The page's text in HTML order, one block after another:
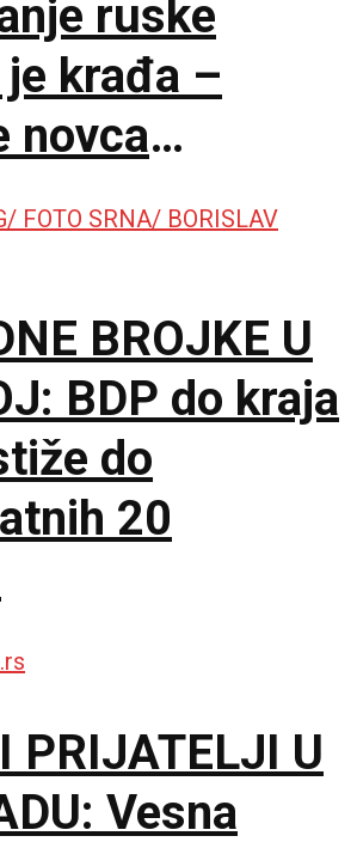
ruske
krađa –
novca
bi mir u
BROJKE U
BDP do kraja
do
20
PRIJATELJI U
Vesna